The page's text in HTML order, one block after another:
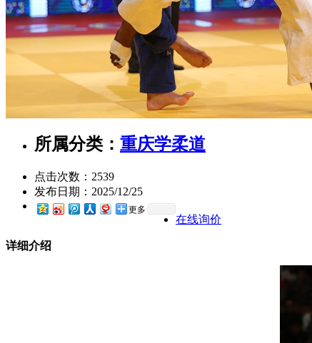
所属分类： 重庆学柔道
点击次数： 2539
发布日期： 2025/12/25
更多
在线询价
详细介绍